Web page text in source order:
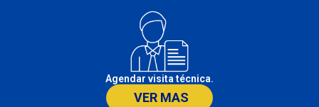
Agendar visita técnica.
VER MAS